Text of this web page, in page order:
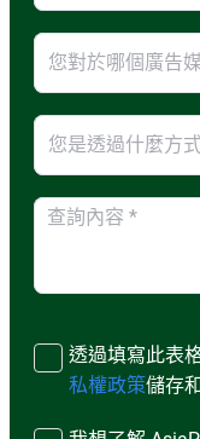
您對於哪個廣告
您是透過什麼方
透過填寫此表
私權政策儲存